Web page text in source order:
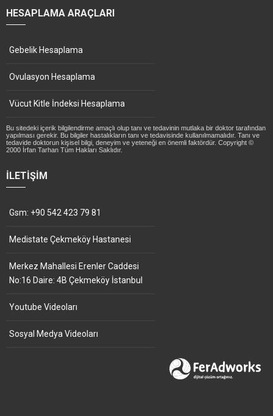
HESAPLAMA ARAÇLARI
Gebelik Hesaplama
Ovulasyon Hesaplama
Vücut Kitle İndeksi Hesaplama
Bu sitedeki içerik bilgilendirme amaçlı olup tanı ve tedavinin mutlaka bir doktor tarafından
yapılması gerekir. Bu bilgiler hastalıkların tanı ve tedavisinde kullanılmamalıdır. Tanı ve
tedavide doktorun kişisel bilgi, deneyim ve yeteneği en önemli faktördür. Copyright ©
2000 İrfan Tarhan Tüm Hakları Saklıdır.
İLETIŞIM
Gsm: +90 542 423 79 81
Medistate Çekmeköy Hastanesi
Merkez Mahallesi Erenler Caddesi
No:16 Daire: 4B Çekmeköy İstanbul
Youtube Videoları
Sosyal Medya Videoları